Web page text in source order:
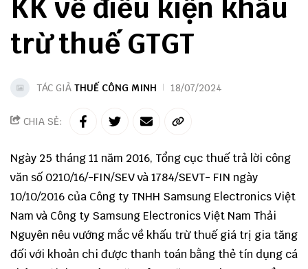
KK về điều kiện khấu
trừ thuế GTGT
TÁC GIẢ THUẾ CÔNG MINH 18/07/2024
CHIA SẺ:
Ngày 25 tháng 11 năm 2016, Tổng cục thuế trả lời công
văn số 0210/16/-FIN/SEV và 1784/SEVT- FIN ngày
10/10/2016 của Công ty TNHH Samsung Electronics Việt
Nam và Công ty Samsung Electronics Việt Nam Thải
Nguyên nêu vướng mắc về khấu trừ thuế giá trị gia tăng
đối với khoản chi được thanh toán bằng thẻ tín dụng cá